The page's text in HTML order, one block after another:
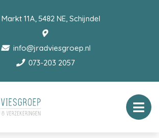
Markt 11A, 5482 NE, Schijndel
info@jradviesgroep.nl
073-203 2057